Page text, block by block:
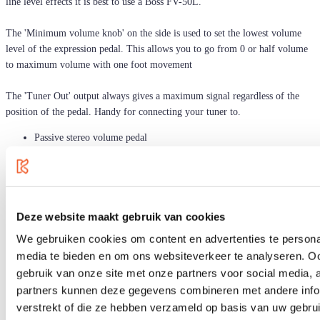
Deze website maakt gebruik van cookies
We gebruiken cookies om content en advertenties te
media te bieden en om ons websiteverkeer te analyseren.
gebruik van onze site met onze partners voor social media,
partners kunnen deze gegevens combineren met andere
verstrekt of die ze hebben verzameld op basis van uw
The 'Minimum volume knob' on the side is used to set the lowest volume
level of the expression pedal. This allows you to go from 0 or half volume
to maximum volume with one foot movement
The 'Tuner Out' output always gives a maximum signal regardless of the
position of the pedal. Handy for connecting your tuner to.
Passive stereo volume pedal
Stepless
2x 1/4" jack inputs
2x 1/4" jack outputs
Tuner out (100% signal regardless of pedal position)
Connection with 6.35 mm jack plugs
Potentiometer on the side, for adjusting the range of the pedal
Dimensions: 86 x 200 x 54 mm (WxDxH)
Weight: 400 gr.